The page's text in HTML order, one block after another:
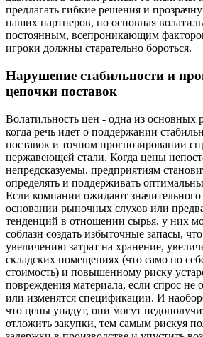
предлагать гибкие решения и
наших партнеров, но основная
постоянным, всепроникающим
игроки должны старательно бороться.
Нарушение стабильности и
цепочки поставок
Волатильность цен - одна из основных
когда речь идет о поддержании
поставок и точном прогнозировании
нержавеющей стали. Когда цены
непредсказуемы, предприятиям
определять и поддерживать
Если компании ожидают
основании рыночных слухов или
тенденций в отношении сырья, у них
соблазн создать избыточные запасы,
увеличению затрат на хранение,
складских помещениях (что само по
стоимость) и повышенному риску
повреждения материала, если спрос не
или изменятся спецификации. И
что цены упадут, они могут
отложить закупки, тем самым рискуя